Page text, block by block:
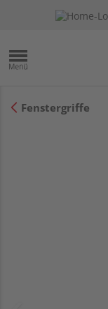
Fenstergriffe